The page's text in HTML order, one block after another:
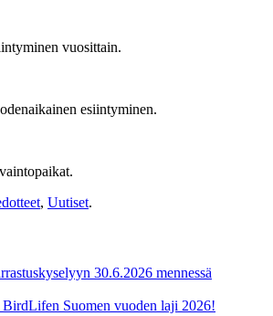
vuosittain.
esiintyminen.
, Uutiset.
30.6.2026 mennessä
BirdLifen Suomen vuoden laji 2026!